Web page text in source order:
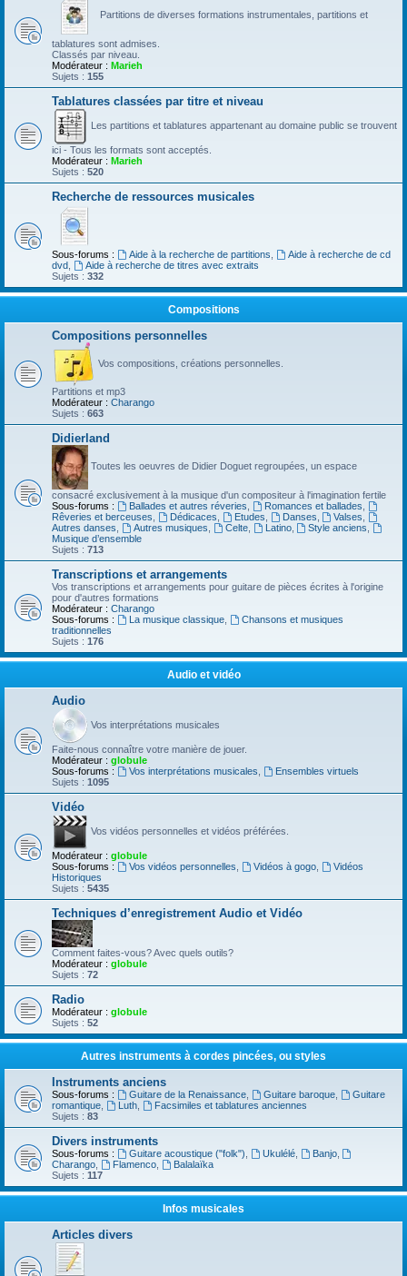
Partitions de diverses formations instrumentales, partitions et
tablatures sont admises.
Classés par niveau.
Modérateur : Marieh
Sujets : 155
Tablatures classées par titre et niveau
Les partitions et tablatures appartenant au domaine public se trouvent
ici - Tous les formats sont acceptés.
Modérateur : Marieh
Sujets : 520
Recherche de ressources musicales
Sous-forums : Aide à la recherche de partitions
Aide à recherche de cd
dvd
Aide à recherche de titres avec extraits
Sujets : 332
Compositions
Compositions personnelles
Vos compositions, créations personnelles.
Partitions et mp3
Modérateur : Charango
Sujets : 663
Didierland
Toutes les oeuvres de Didier Doguet regroupées, un espace
consacré exclusivement à la musique d'un compositeur à l'imagination fertile
Sous-forums :
Ballades et autres réveries Romances et ballades
Rêveries et berceuses
Dédicaces Etudes Danses Valses
Autres danses
Autres musiques Celte, Latino, Style anciens
Musique d’ensemble
Sujets : 713
Transcriptions et arrangements
Vos transcriptions et arrangements pour guitare de pièces écrites à l'origine
pour d'autres formations
Modérateur : Charango
Sous-forums :
La musique classique,
Chansons et musiques
traditionnelles
Sujets : 176
Audio et vidéo
Audio
Vos interprétations musicales
Faite-nous connaître votre manière de jouer.
Modérateur : globule
Sous-forums :
Vos interprétations musicales
Ensembles virtuels
Sujets : 1095
Vidéo
Vos vidéos personnelles et vidéos préférées.
Modérateur : globule
Sous-forums :
Vos vidéos personnelles Vidéos à gogo,
Vidéos
Historiques
Sujets : 5435
Techniques d’enregistrement Audio et Vidéo
Comment faites-vous? Avec quels outils?
Modérateur : globule
Sujets : 72
Radio
Modérateur : globule
Sujets : 52
Autres instruments à cordes pincées, ou styles
Instruments anciens
Sous-forums : Guitare de la Renaissance, Guitare baroque,
Guitare
romantique
Luth,
Facsimiles et tablatures anciennes
Sujets : 83
Divers instruments
Sous-forums : Guitare acoustique ("folk") Ukulélé, Banjo,
Charango
Flamenco,
Balalaïka
Sujets : 117
Infos musicales
Articles divers